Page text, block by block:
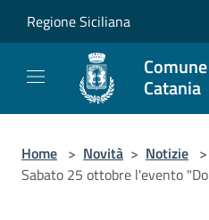
Regione Siciliana
Catania
Home > Novità > Notizie >
Sabato 25 ottobre l'evento